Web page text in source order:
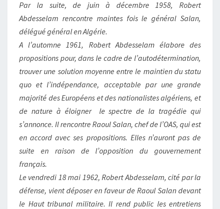
Par la suite, de juin à décembre 1958, Robert
Abdesselam rencontre maintes fois le général Salan,
délégué général en Algérie.
A l’automne 1961, Robert Abdesselam élabore des
propositions pour, dans le cadre de l’autodétermination,
trouver une solution moyenne entre le maintien du statu
quo et l’indépendance, acceptable par une grande
majorité des Européens et des nationalistes algériens, et
de nature à éloigner le spectre de la tragédie qui
s’annonce. Il rencontre Raoul Salan, chef de l’OAS, qui est
en accord avec ses propositions. Elles n’auront pas de
suite en raison de l’opposition du gouvernement
français.
Le vendredi 18 mai 1962, Robert Abdesselam, cité par la
défense, vient déposer en faveur de Raoul Salan devant
le Haut tribunal militaire. Il rend public les entretiens